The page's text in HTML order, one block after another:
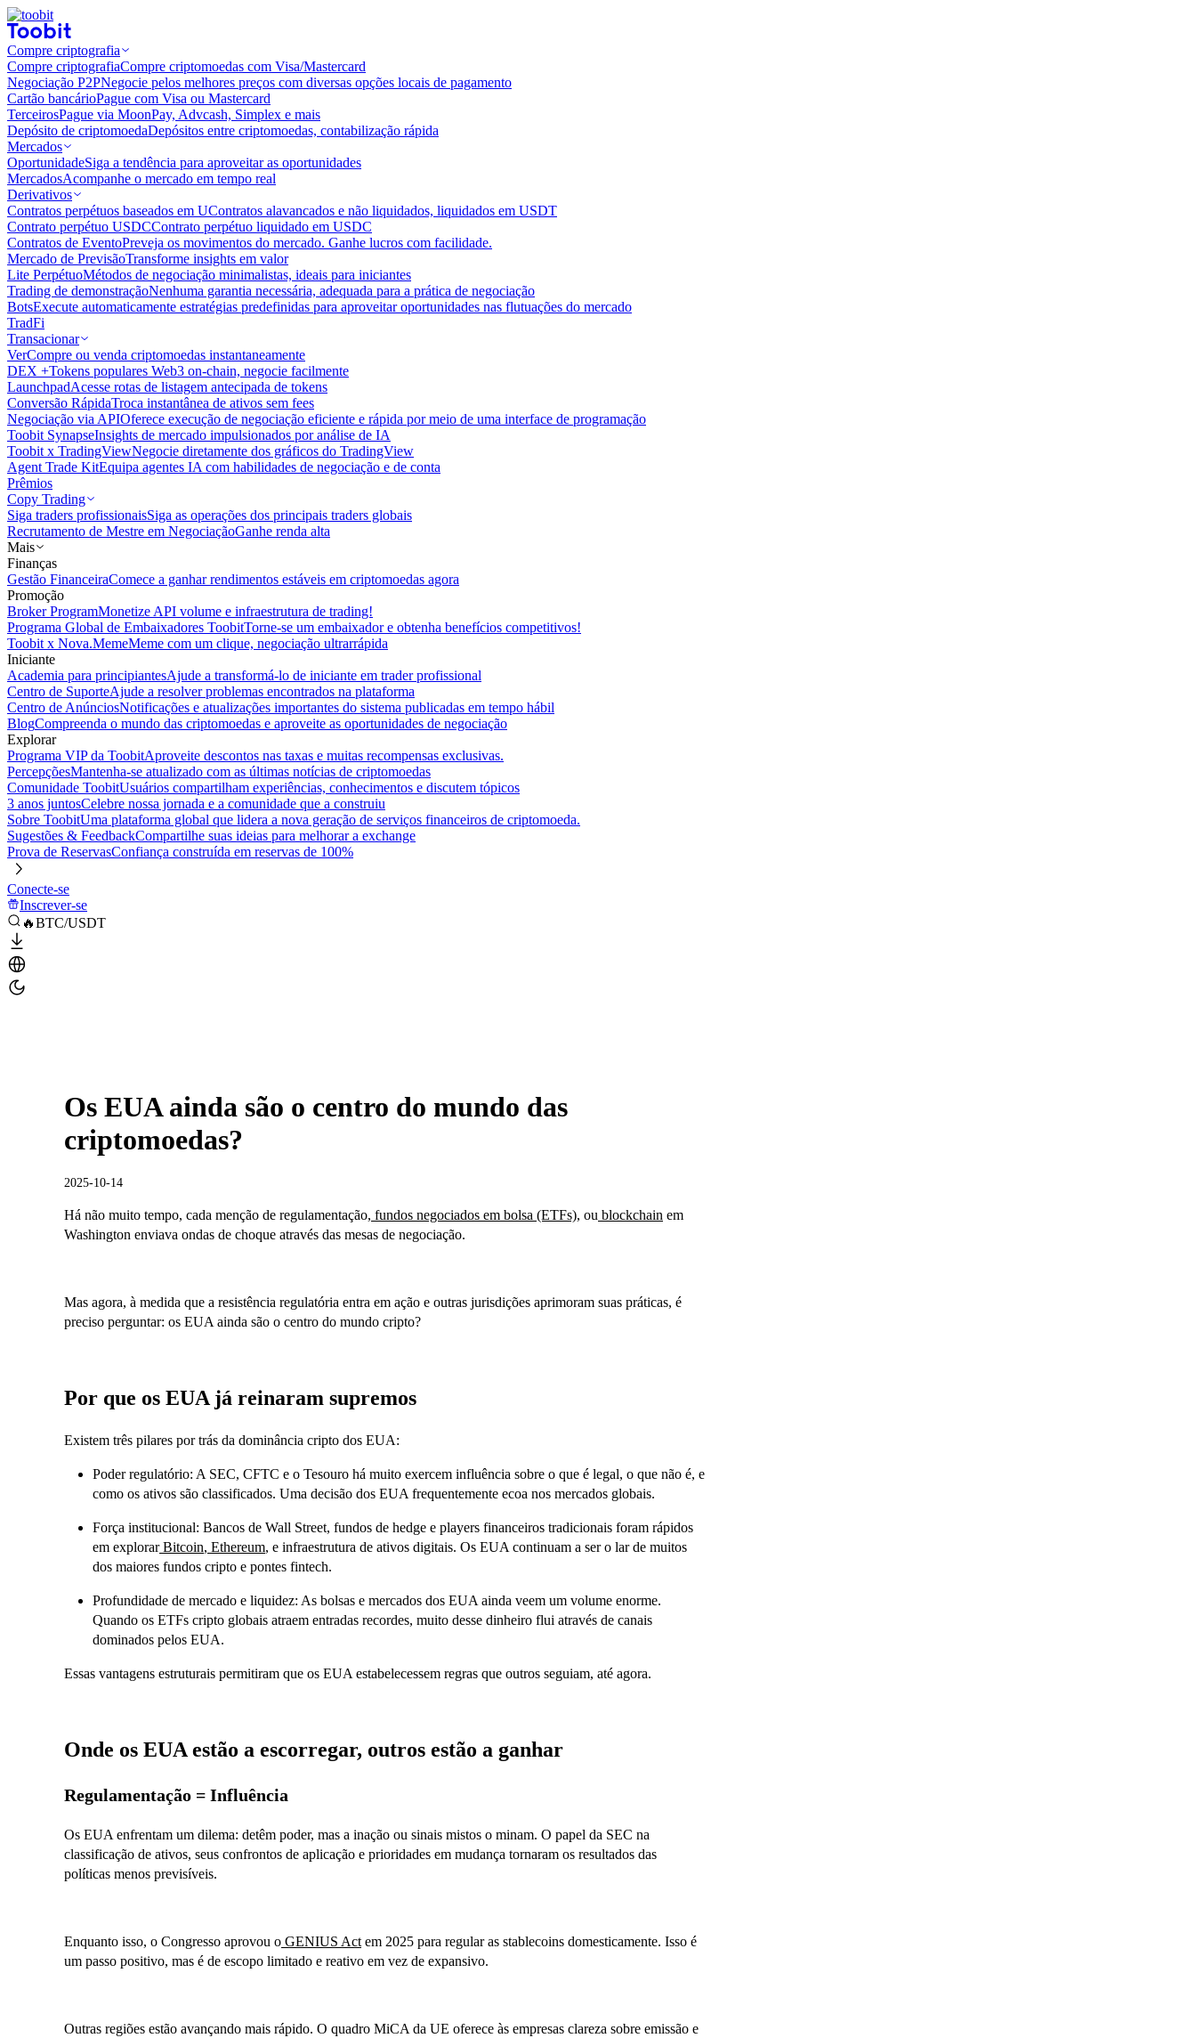
Compre criptografia
Compre criptografiaCompre criptomoedas com Visa/Mastercard
Negociação P2PNegocie pelos melhores preços com diversas opções locais de pagamento
Cartão bancárioPague com Visa ou Mastercard
TerceirosPague via MoonPay, Advcash, Simplex e mais
Depósito de criptomoedaDepósitos entre criptomoedas, contabilização rápida
Mercados
OportunidadeSiga a tendência para aproveitar as oportunidades
MercadosAcompanhe o mercado em tempo real
Derivativos
Contratos perpétuos baseados em UContratos alavancados e não liquidados, liquidados em USDT
Contrato perpétuo USDCContrato perpétuo liquidado em USDC
Contratos de EventoPreveja os movimentos do mercado. Ganhe lucros com facilidade.
Mercado de PrevisãoTransforme insights em valor
Lite PerpétuoMétodos de negociação minimalistas, ideais para iniciantes
Trading de demonstraçãoNenhuma garantia necessária, adequada para a prática de negociação
BotsExecute automaticamente estratégias predefinidas para aproveitar oportunidades nas flutuações do mercado
TradFi
Transacionar
VerCompre ou venda criptomoedas instantaneamente
DEX +Tokens populares Web3 on-chain, negocie facilmente
LaunchpadAcesse rotas de listagem antecipada de tokens
Conversão RápidaTroca instantânea de ativos sem fees
Negociação via APIOferece execução de negociação eficiente e rápida por meio de uma interface de programação
Toobit SynapseInsights de mercado impulsionados por análise de IA
Toobit x TradingViewNegocie diretamente dos gráficos do TradingView
Agent Trade KitEquipa agentes IA com habilidades de negociação e de conta
Prêmios
Copy Trading
Siga traders profissionaisSiga as operações dos principais traders globais
Recrutamento de Mestre em NegociaçãoGanhe renda alta
Mais
Finanças
Gestão FinanceiraComece a ganhar rendimentos estáveis em criptomoedas agora
Promoção
Broker ProgramMonetize API volume e infraestrutura de trading!
Programa Global de Embaixadores ToobitTorne-se um embaixador e obtenha benefícios competitivos!
Toobit x Nova.MemeMeme com um clique, negociação ultrarrápida
Iniciante
Academia para principiantesAjude a transformá-lo de iniciante em trader profissional
Centro de SuporteAjude a resolver problemas encontrados na plataforma
Centro de AnúnciosNotificações e atualizações importantes do sistema publicadas em tempo hábil
BlogCompreenda o mundo das criptomoedas e aproveite as oportunidades de negociação
Explorar
Programa VIP da ToobitAproveite descontos nas taxas e muitas recompensas exclusivas.
PercepçõesMantenha-se atualizado com as últimas notícias de criptomoedas
Comunidade ToobitUsuários compartilham experiências, conhecimentos e discutem tópicos
3 anos juntosCelebre nossa jornada e a comunidade que a construiu
Sobre ToobitUma plataforma global que lidera a nova geração de serviços financeiros de criptomoeda.
Sugestões & FeedbackCompartilhe suas ideias para melhorar a exchange
Prova de ReservasConfiança construída em reservas de 100%
Conecte-se
Inscrever-se
🔥BTC/USDT
Os EUA ainda são o centro do mundo das
criptomoedas?
2025-10-14
Há não muito tempo, cada menção de regulamentação, fundos negociados em bolsa (ETFs), ou blockchain em
Washington enviava ondas de choque através das mesas de negociação.
Mas agora, à medida que a resistência regulatória entra em ação e outras jurisdições aprimoram suas práticas, é
preciso perguntar: os EUA ainda são o centro do mundo cripto?
Por que os EUA já reinaram supremos
Existem três pilares por trás da dominância cripto dos EUA:
Poder regulatório: A SEC, CFTC e o Tesouro há muito exercem influência sobre o que é legal, o que não é, e
como os ativos são classificados. Uma decisão dos EUA frequentemente ecoa nos mercados globais.
Força institucional: Bancos de Wall Street, fundos de hedge e players financeiros tradicionais foram rápidos
em explorarBitcoin, Ethereum, e infraestrutura de ativos digitais. Os EUA continuam a ser o lar de muitos
dos maiores fundos cripto e pontes fintech.
Profundidade de mercado e liquidez: As bolsas e mercados dos EUA ainda veem um volume enorme.
Quando os ETFs cripto globais atraem entradas recordes, muito desse dinheiro flui através de canais
dominados pelos EUA.
Essas vantagens estruturais permitiram que os EUA estabelecessem regras que outros seguiam, até agora.
Onde os EUA estão a escorregar, outros estão a ganhar
Regulamentação = Influência
Os EUA enfrentam um dilema: detêm poder, mas a inação ou sinais mistos o minam. O papel da SEC na
classificação de ativos, seus confrontos de aplicação e prioridades em mudança tornaram os resultados das
políticas menos previsíveis.
Enquanto isso, o Congresso aprovou o GENIUS Act em 2025 para regular as stablecoins domesticamente. Isso é
um passo positivo, mas é de escopo limitado e reativo em vez de expansivo.
Outras regiões estão avançando mais rápido. O quadro MiCA da UE oferece às empresas clareza sobre emissão e